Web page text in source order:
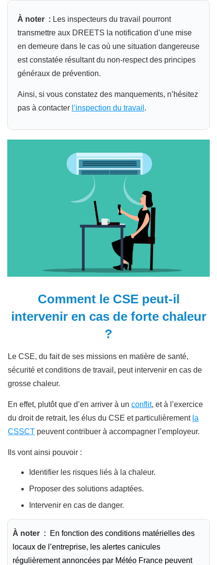
À noter : Les inspecteurs du travail pourront
transmettre aux DREETS la notification d’une mise
en demeure dans le cas où une situation dangereuse
est constatée résultant du non-respect des principes
généraux de prévention.
Ainsi, si vous constatez des manquements, n’hésitez
pas à contacter l’inspection du travail .
Comment le CSE peut-il
intervenir en cas de forte chaleur
?
Le CSE, du fait de ses missions en matière de santé,
sécurité et conditions de travail, peut intervenir en cas de
grosse chaleur.
En effet, plutôt que d’en arriver à un conflit, et à l’exercice
du droit de retrait, les élus du CSE et particulièrement la
CSSCT peuvent contribuer à accompagner l’employeur.
Ils vont ainsi pouvoir :
Identifier les risques liés à la chaleur.
Proposer des solutions adaptées.
Intervenir en cas de danger.
À noter :
En fonction des conditions matérielles des
locaux de l’entreprise, les alertes canicules
régulièrement annoncées par Météo France peuvent